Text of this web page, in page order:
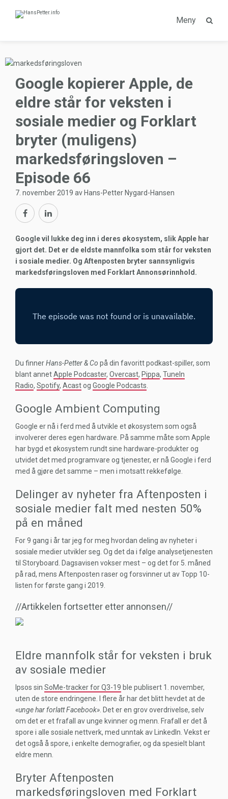
Meny
Google kopierer Apple, de
eldre står for veksten i
sosiale medier og Forklart
bryter (muligens)
markedsføringsloven –
Episode 66
7. november 2019 av Hans-Petter Nygard-Hansen
Google vil lukke deg inn i deres økosystem, slik Apple har
gjort det. Det er de eldste mannfolka som står for veksten
i sosiale medier. Og Aftenposten bryter sannsynligvis
markedsføringsloven med Forklart Annonsørinnhold.
Du finnerHans-Petter & Co på din favoritt podkast-spiller, som
blant annetApple Podcaster, Overcast, Pippa, TuneIn
Radio, Spotify, Acastog Google Podcasts
Google Ambient Computing
Google er nå i ferd med å utvikle et økosystem som også
involverer deres egen hardware. På samme måte som Apple
har bygd et økosystem rundt sine hardware-produkter og
utvidet det med programvare og tjenester, er nå Google i ferd
med å gjøre det samme – men i motsatt rekkefølge.
Delinger av nyheter fra Aftenposten i
sosiale medier falt med nesten 50%
på en måned
For 9 gang i år tar jeg for meg hvordan deling av nyheter i
sosiale medier utvikler seg. Og det da i følge analysetjenesten
til Storyboard. Dagsavisen vokser mest – og det for 5. måned
på rad, mens Aftenposten raser og forsvinner ut av Topp 10-
listen for første gang i 2019.
//Artikkelen fortsetter etter annonsen//
Eldre mannfolk står for veksten i bruk
av sosiale medier
Ipsos sin SoMe-tracker for Q3-19 ble publisert 1. november,
uten de store endringene. I flere år har det blitt hevdet at de
«unge har forlatt Facebook» . Det er en grov overdrivelse, selv
om det er et frafall av unge kvinner og menn. Frafall er det å
spore i alle sosiale nettverk, med unntak av LinkedIn. Vekst er
det også å spore, i enkelte demografier, og da spesielt blant
eldre menn.
Bryter Aftenposten
markedsføringsloven med Forklart